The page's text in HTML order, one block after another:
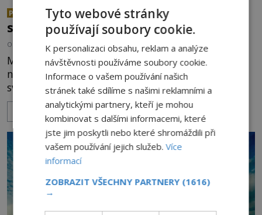
PREMIUM
Nebezpeční obyvatelé lesů: Co
strašilo naše předky?
OD BLANKA FIŠAROVÁ 9.11.2024 3.5TIS
Muž se prodírá temným lesem. Jak jen teď v noci
najde cestu domů? Vtom před ním vysvitne
světélko. A za ním následují další. V unaveném
poutníkovi hrkne! To jsou jistě bludičky, které ho
chtějí vylákat do močálu! Opravdu byly naše lesy
v dávných dobách plné strašidel, jak vyprávějí
pohádky a pověsti, nebo šlo jen o představy
pověrčivých lidí? [gallery
ids="133923,133922,133921,133920,133919,133
ZOBRAZIT VÍCE
Tyto webové stránky
používají soubory cookie.
K personalizaci obsahu, reklam a analýze
návštěvnosti používáme soubory cookie.
Informace o vašem používání našich
stránek také sdílíme s našimi reklamními a
analytickými partnery, kteří je mohou
kombinovat s dalšími informacemi, které
jste jim poskytli nebo které shromáždili při
vašem používání jejich služeb.Více
informací
ZOBRAZIT VŠECHNY PARTNERY (1616)
→